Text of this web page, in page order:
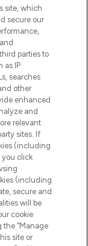
de soins
via
dès
site, which
secure our
parties to
as IP
searches
other
enhanced
and
relevant
sites. If
(including
you click
(including
secure and
will be
cookie
the “Manage
site or